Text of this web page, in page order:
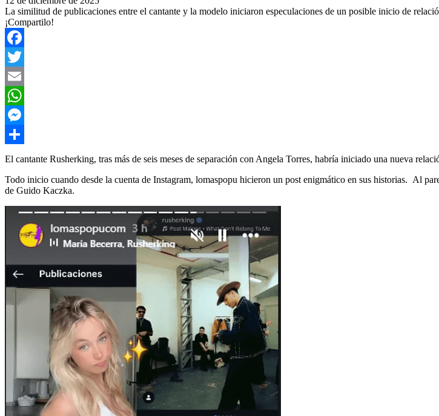
La similitud de publicaciones entre el cantante y la modelo iniciaron especulaciones de un posible inicio de
¡Compartilo!
Facebook
Twitter
Email
WhatsApp
Messenger
Compartir
El cantante Rusherking, tras más de seis meses de separación con Angela Torres, habría iniciado una nueva
Todo inicio cuando desde la cuenta de Instagram, lomaspopu hicieron un post enigmático en sus historias. Al
de Guido Kaczka.